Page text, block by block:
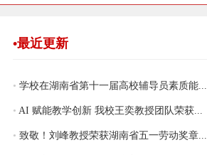
•最近更新
• 学校在湖南省第十一届高校辅导员素质能...
• AI 赋能教学创新 我校王奕教授团队荣获...
• 致敬！刘峰教授荣获湖南省五一劳动奖章...